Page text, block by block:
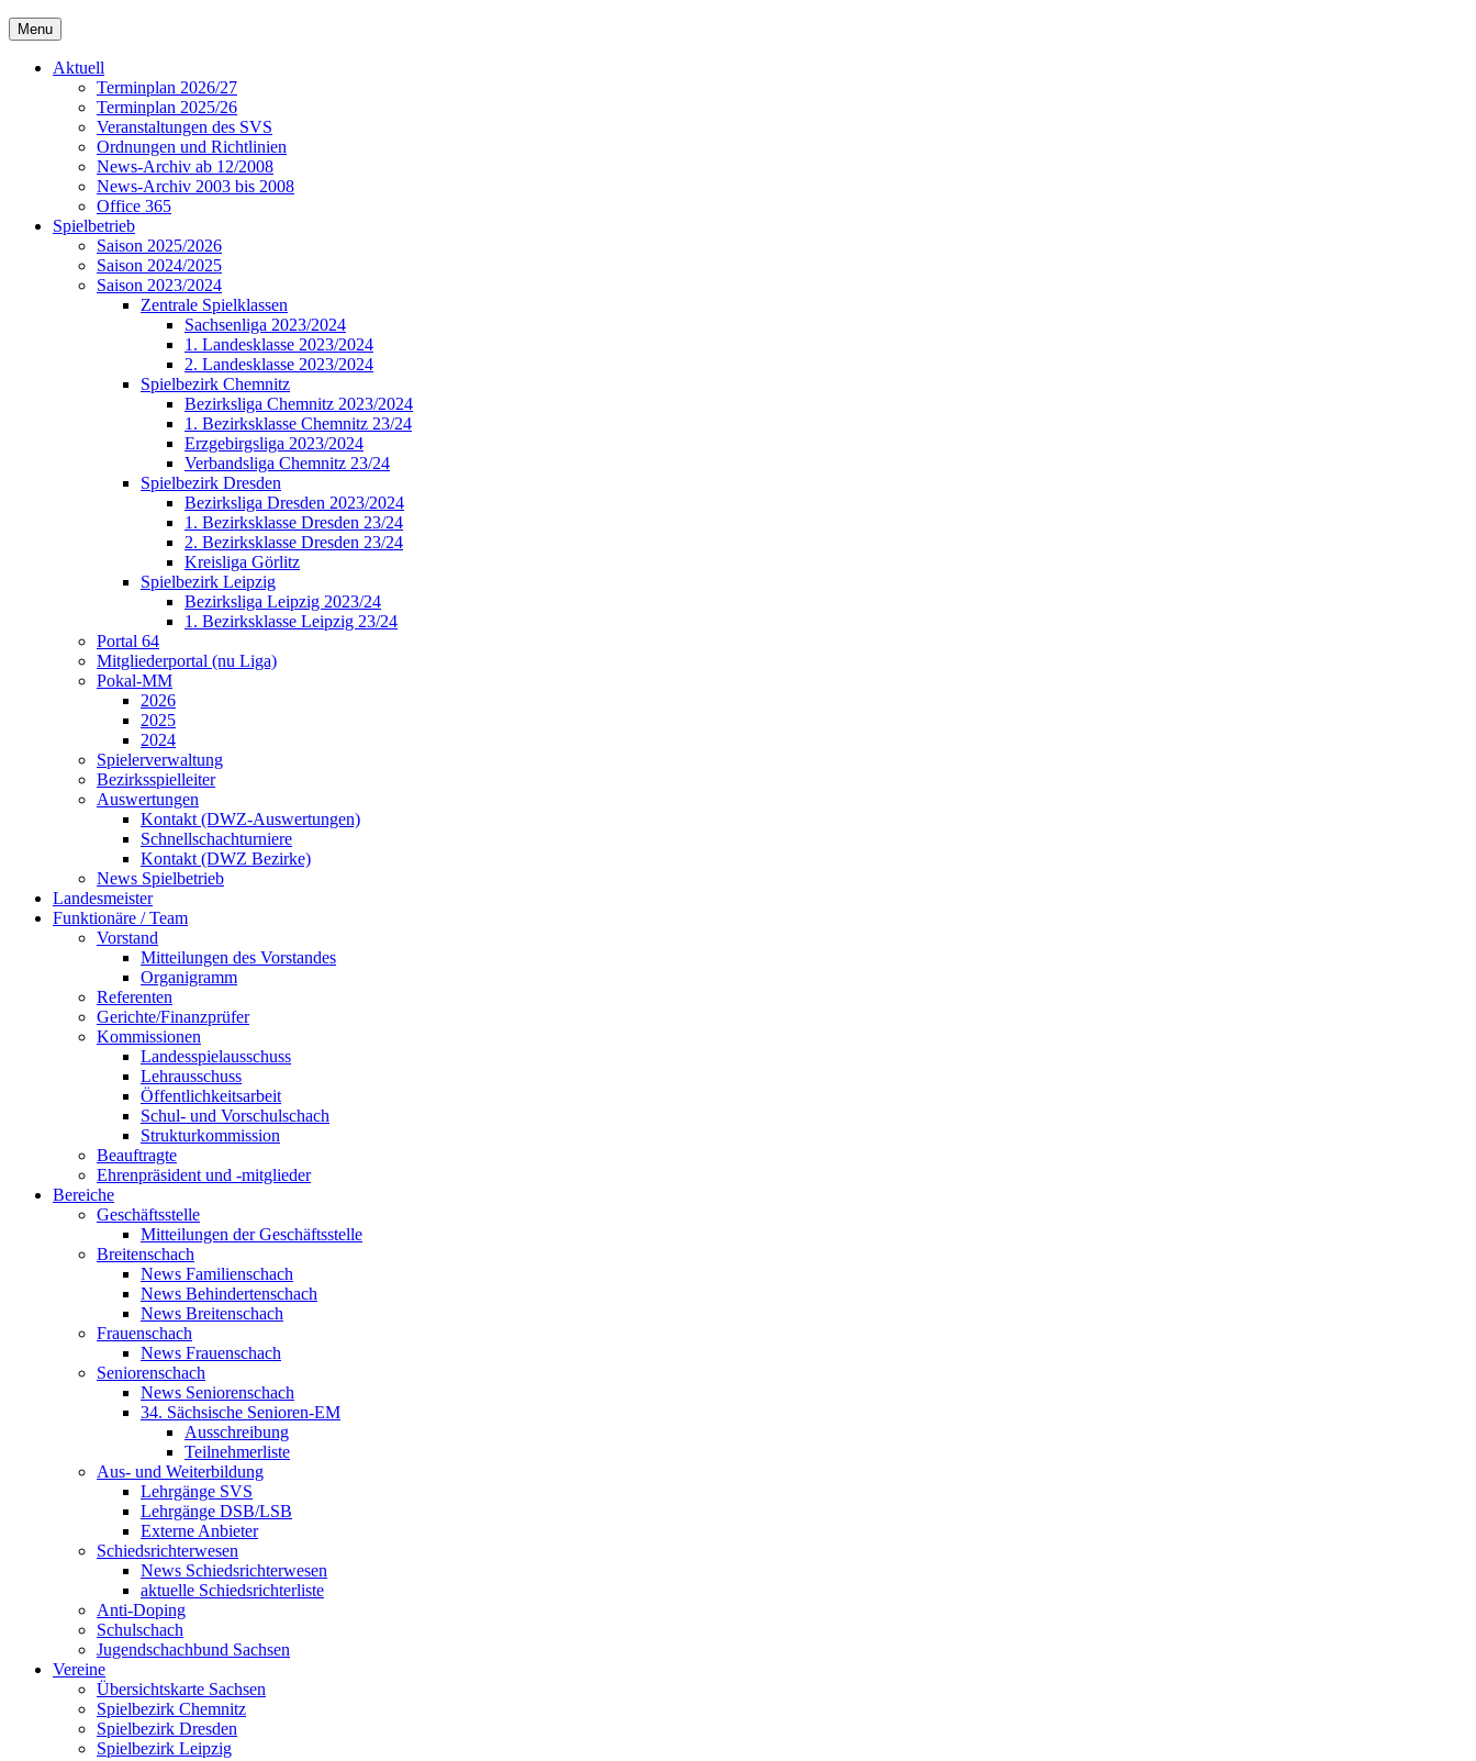
Menu
Aktuell
Terminplan 2026/27
Terminplan 2025/26
Veranstaltungen des SVS
Ordnungen und Richtlinien
News-Archiv ab 12/2008
News-Archiv 2003 bis 2008
Office 365
Spielbetrieb
Saison 2025/2026
Saison 2024/2025
Saison 2023/2024
Zentrale Spielklassen
Sachsenliga 2023/2024
1. Landesklasse 2023/2024
2. Landesklasse 2023/2024
Spielbezirk Chemnitz
Bezirksliga Chemnitz 2023/2024
1. Bezirksklasse Chemnitz 23/24
Erzgebirgsliga 2023/2024
Verbandsliga Chemnitz 23/24
Spielbezirk Dresden
Bezirksliga Dresden 2023/2024
1. Bezirksklasse Dresden 23/24
2. Bezirksklasse Dresden 23/24
Kreisliga Görlitz
Spielbezirk Leipzig
Bezirksliga Leipzig 2023/24
1. Bezirksklasse Leipzig 23/24
Portal 64
Mitgliederportal (nu Liga)
Pokal-MM
2026
2025
2024
Spielerverwaltung
Bezirksspielleiter
Auswertungen
Kontakt (DWZ-Auswertungen)
Schnellschachturniere
Kontakt (DWZ Bezirke)
News Spielbetrieb
Landesmeister
Funktionäre / Team
Vorstand
Mitteilungen des Vorstandes
Organigramm
Referenten
Gerichte/Finanzprüfer
Kommissionen
Landesspielausschuss
Lehrausschuss
Öffentlichkeitsarbeit
Schul- und Vorschulschach
Strukturkommission
Beauftragte
Ehrenpräsident und -mitglieder
Bereiche
Geschäftsstelle
Mitteilungen der Geschäftsstelle
Breitenschach
News Familienschach
News Behindertenschach
News Breitenschach
Frauenschach
News Frauenschach
Seniorenschach
News Seniorenschach
34. Sächsische Senioren-EM
Ausschreibung
Teilnehmerliste
Aus- und Weiterbildung
Lehrgänge SVS
Lehrgänge DSB/LSB
Externe Anbieter
Schiedsrichterwesen
News Schiedsrichterwesen
aktuelle Schiedsrichterliste
Anti-Doping
Schulschach
Jugendschachbund Sachsen
Vereine
Übersichtskarte Sachsen
Spielbezirk Chemnitz
Spielbezirk Dresden
Spielbezirk Leipzig